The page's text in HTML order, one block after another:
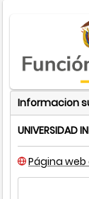
Informacion
UNIVERSIDAD
Página